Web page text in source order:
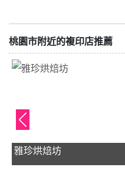
桃園市附近的複印店推薦
雅珍烘焙坊